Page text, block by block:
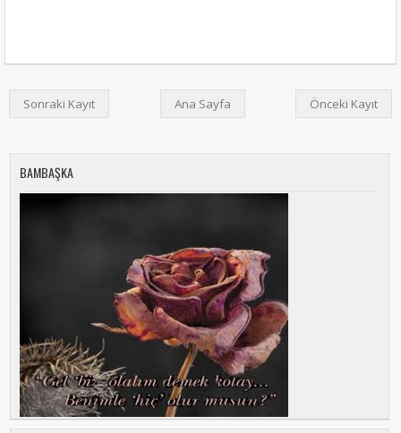
Sonraki Kayıt Önceki Kayıt
Ana Sayfa
BAMBAŞKA